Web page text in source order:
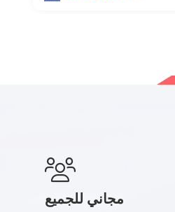
مجاني للجميع